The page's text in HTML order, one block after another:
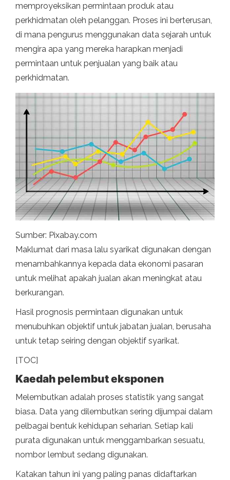
memproyeksikan permintaan produk atau
perkhidmatan oleh pelanggan. Proses ini berterusan,
di mana pengurus menggunakan data sejarah untuk
mengira apa yang mereka harapkan menjadi
permintaan untuk penjualan yang baik atau
perkhidmatan.
Sumber: Pixabay.com
Maklumat dari masa lalu syarikat digunakan dengan
menambahkannya kepada data ekonomi pasaran
untuk melihat apakah jualan akan meningkat atau
berkurangan.
Hasil prognosis permintaan digunakan untuk
menubuhkan objektif untuk jabatan jualan, berusaha
untuk tetap seiring dengan objektif syarikat.
[TOC]
Kaedah pelembut eksponen
Melembutkan adalah proses statistik yang sangat
biasa. Data yang dilembutkan sering dijumpai dalam
pelbagai bentuk kehidupan seharian. Setiap kali
purata digunakan untuk menggambarkan sesuatu,
nombor lembut sedang digunakan.
Katakan tahun ini yang paling panas didaftarkan